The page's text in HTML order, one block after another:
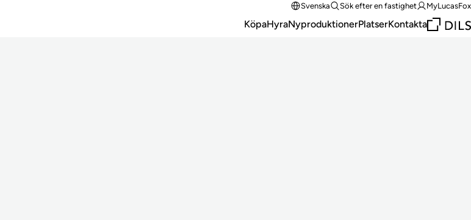
Svenska Sök efter en fastighet MyLucasFox
KöpaHyraNyproduktionerPlatserKontakta